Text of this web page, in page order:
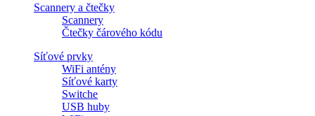
Scannery a čtečky
Scannery
Čtečky čárového kódu
Síťové prvky
WiFi antény
Síťové karty
Switche
USB huby